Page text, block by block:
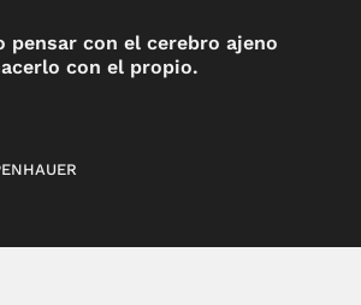
pensar con el cerebro ajeno
con el propio.